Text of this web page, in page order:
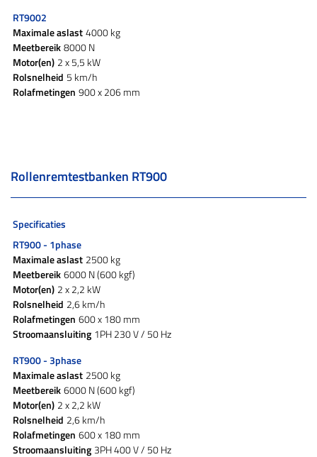
RT9002
Maximale aslast4000 kg
Meetbereik8000 N
Motor(en) 2 x 5,5 kW
Rolsnelheid 5 km/h
Rolafmetingen 900 x 206 mm
Rollenremtestbanken RT900
Specificaties
RT900 - 1phase
Maximale aslast 2500 kg
Meetbereik6000 N (600 kgf)
Motor(en) 2 x 2,2 kW
Rolsnelheid 2,6 km/h
Rolafmetingen 600 x 180 mm
Stroomaansluiting 1PH 230 V / 50 Hz
RT900 - 3phase
Maximale aslast 2500 kg
Meetbereik6000 N (600 kgf)
Motor(en) 2 x 2,2 kW
Rolsnelheid 2,6 km/h
Rolafmetingen 600 x 180 mm
Stroomaansluiting 3PH 400 V / 50 Hz